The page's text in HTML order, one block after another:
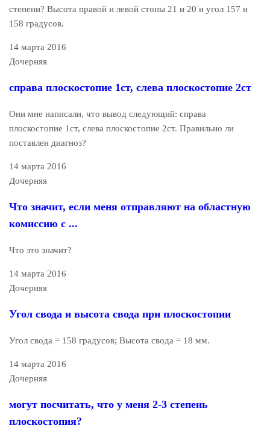
степени? Высота правой и левой стопы 21 и 20 и угол 157 и
158 градусов.
14 марта 2016
Дочерняя
справа плоскостопие 1ст, слева плоскостопие 2ст
Они мне написали, что вывод следующий: справа
плоскостопие 1ст, слева плоскостопие 2ст. Правильно ли
поставлен диагноз?
14 марта 2016
Дочерняя
Что значит, если меня отправляют на областную
комиссию с ...
Что это значит?
14 марта 2016
Дочерняя
Угол свода и высота свода при плоскостопии
Угол свода = 158 градусов; Высота свода = 18 мм.
14 марта 2016
Дочерняя
могут посчитать, что у меня 2-3 степень
плоскостопия?